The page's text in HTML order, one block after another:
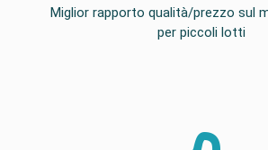
Miglior rapporto qualità/prezzo sul
per piccoli lotti